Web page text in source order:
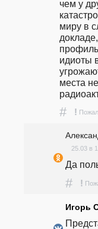
чем у
миру в
идиоты
места
# !
25.03 в
Да
# !
Игорь